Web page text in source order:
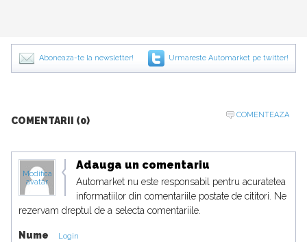
Aboneaza-te la newsletter! Urmareste Automarket pe twitter!
COMENTARII (0)
COMENTEAZA
Modifica
avatar
Adauga un comentariu
Automarket nu este responsabil pentru acuratetea
informatiilor din comentariile postate de cititori. Ne
rezervam dreptul de a selecta comentariile.
Nume Login